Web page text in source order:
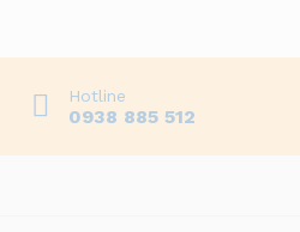
Hotline
0938 885 512